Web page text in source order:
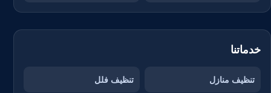
خدماتنا
تنظيف منازل تنظيف فلل